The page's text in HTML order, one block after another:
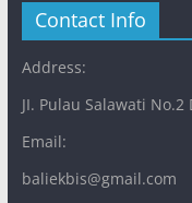
Contact Info
Address:
JI. Pulau Salawati
Email:
baliekbis@gmail.com